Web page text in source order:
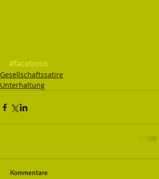
#facebook
Gesellschaftssatire
Unterhaltung
Kommentare